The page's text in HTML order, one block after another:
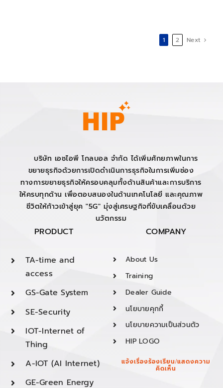
1 2 Next
บริษัท เอชไอพี โกลบอล จำกัด ได้เพิ่มศักยภาพในการ
ขยายธุรกิจด้วยการเปิดดำเนินการธุรกิจในการเพิ่มช่อง
ทางการขยายธุรกิจให้ครอบคลุมทั้งด้านสินค้าและการบริการ
ให้ครบทุกด้าน เพื่อตอบสนองในด้านเทคโนโลยี และคุณภาพ
ชีวิตให้ก้าวเข้าสู่ยุค "5G" มุ่งสู่เศรษฐกิจที่ขับเคลื่อนด้วย
นวัตกรรม
PRODUCT
TA-time and
access
GS-Gate System
SE-Security
IOT-Internet of
Thing
A-IOT (AI Internet)
GE-Green Energy
COMPANY
About Us
Training
Dealer Guide
นโยบายคุกกี้
นโยบายความเป็นส่วนตัว
HIP LOGO
แจ้งเรื่องร้องเรียน/แสดงความ
คิดเห็น